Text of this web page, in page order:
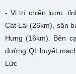
- Vị trí chiến lược:
Cát Lái (26km), sân
Hưng (16km). Bên
đường QL huyết
Lức